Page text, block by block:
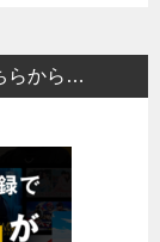
らから…